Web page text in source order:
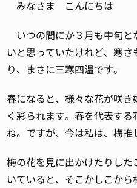
みなさま こんにちは
いつの間にか３月も中旬と
いと思っていたけれど、寒
り、まさに三寒四温です。
春になると、様々な花が咲
く彩られます。春を代表す
ね。ですが、今は私は、梅推
梅の花を見に出かけたりし
いていると、そこかしこか